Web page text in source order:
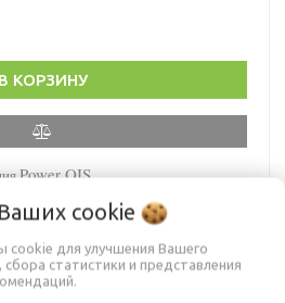
В КОРЗИНУ
Power OIS
SUMMILUX 24–75 мм
к/с (электронный затвор), до 11
cookie
cookie для улучшения Вашего
статистики и представления